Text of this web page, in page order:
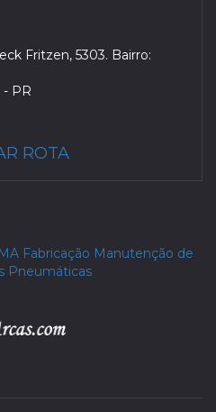
Fritzen, 5303. Bairro:
- PR
ROTA
Fabricação Manutenção de
Pneumáticas